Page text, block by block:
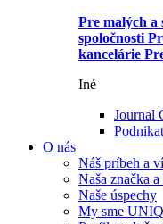
Pre malých
spoločnosti
kancelárie
Iné
Journal
O nás
Náš príbeh a
Naša značka
Naše úspechy
My sme